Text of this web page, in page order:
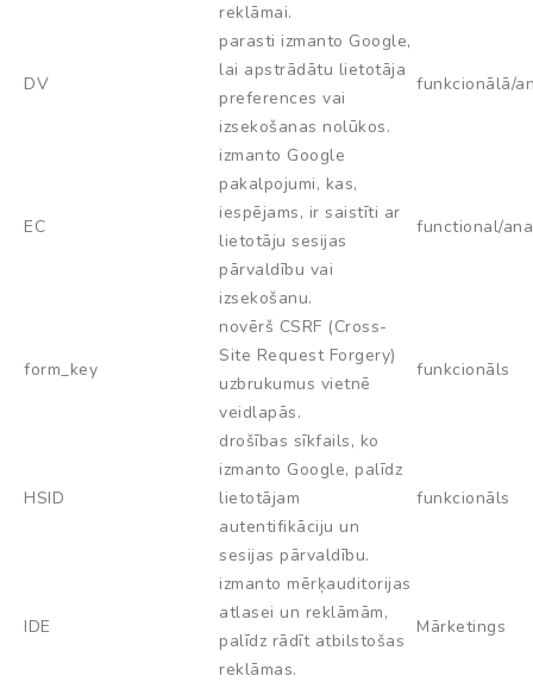
reklāmai.
DV
parasti izmanto Google,
lai apstrādātu lietotāja
preferences vai
izsekošanas nolūkos.
funkcionālā/
EC
izmanto Google
pakalpojumi, kas,
iespējams, ir saistīti ar
lietotāju sesijas
pārvaldību vai
izsekošanu.
functional/
form_key
novērš CSRF (Cross-
Site Request Forgery)
uzbrukumus vietnē
veidlapās.
funkcionāls
HSID
drošības sīkfails, ko
izmanto Google, palīdz
lietotājam
autentifikāciju un
sesijas pārvaldību.
funkcionāls
IDE
izmanto mērķauditorijas
atlasei un reklāmām,
palīdz rādīt atbilstošas
reklāmas.
Mārketings